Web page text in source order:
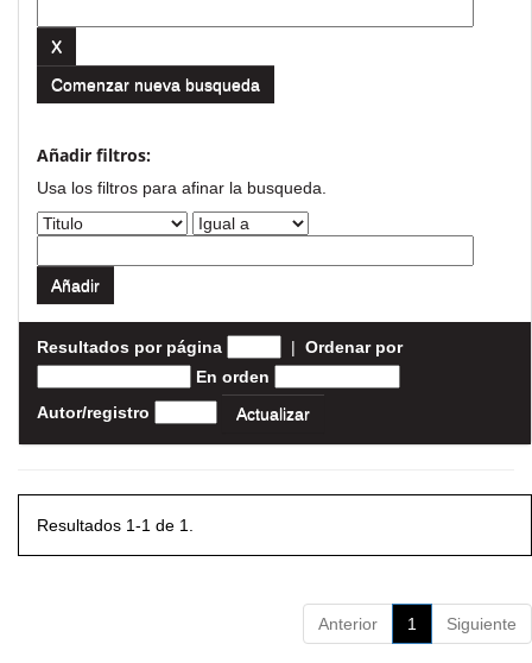
Comenzar nueva busqueda
Añadir filtros:
Usa los filtros para afinar la busqueda.
Resultados por página | Ordenar por
En orden
Autor/registro
Resultados 1-1 de 1.
Anterior 1 Siguiente